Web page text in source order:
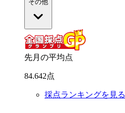
その他
先月の平均点
84.642点
採点ランキングを見る